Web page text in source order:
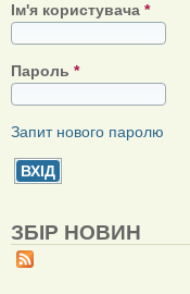
Ім'я користувача *
Пароль *
Запит нового паролю
ЗБІР НОВИН